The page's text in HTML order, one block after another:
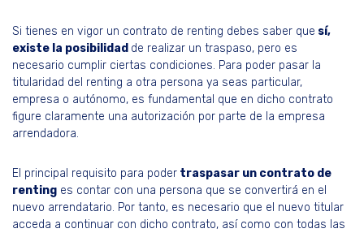
Si tienes en vigor un contrato de renting debes saber que sí,
existe la posibilidad de realizar un traspaso, pero es
necesario cumplir ciertas condiciones. Para poder pasar la
titularidad del renting a otra persona ya seas particular,
empresa o autónomo, es fundamental que en dicho contrato
figure claramente una autorización por parte de la empresa
arrendadora.
El principal requisito para poder traspasar un contrato de
renting es contar con una persona que se convertirá en el
nuevo arrendatario. Por tanto, es necesario que el nuevo titular
acceda a continuar con dicho contrato, así como con todas las